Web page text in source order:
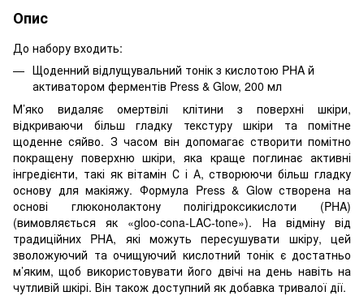
Опис
До набору входить:
Щоденний відлущувальний тонік з кислотою PHA й
активатором ферментів Press & Glow, 200 мл
М’яко видаляє омертвілі клітини з поверхні шкіри,
відкриваючи більш гладку текстуру шкіри та помітне
щоденне сяйво. З часом він допомагає створити помітно
покращену поверхню шкіри, яка краще поглинає активні
інгредієнти, такі як вітамін С і А, створюючи більш гладку
основу для макіяжу. Формула Press & Glow створена на
основі глюконолактону полігідроксикислоти (PHA)
(вимовляється як «gloo-cona-LAC-tone»). На відміну від
традиційних PHA, які можуть пересушувати шкіру, цей
зволожуючий та очищуючий кислотний тонік є достатньо
м’яким, щоб використовувати його двічі на день навіть на
чутливій шкірі. Він також доступний як добавка тривалої дії.